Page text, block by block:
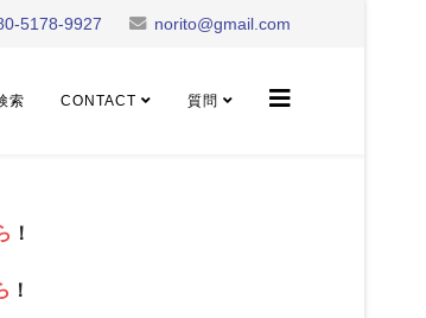
5178-9927 norito@gmail.com
索 CONTACT 質問
！
！